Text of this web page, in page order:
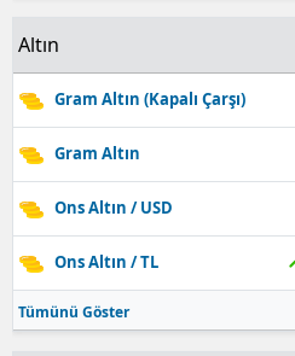
Altın
Gram Altın (Kapalı Çarşı)
Gram Altın
Ons Altın / USD
Ons Altın / TL
Tümünü Göster